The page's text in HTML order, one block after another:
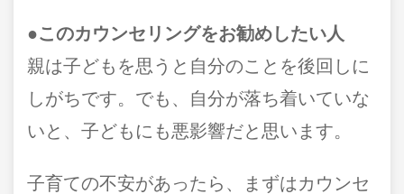
●このカウンセリングをお勧めしたい人
親は子どもを思うと自分のことを後回しに
しがちです。でも、自分が落ち着いていな
いと、子どもにも悪影響だと思います。
子育ての不安があったら、まずはカウンセ